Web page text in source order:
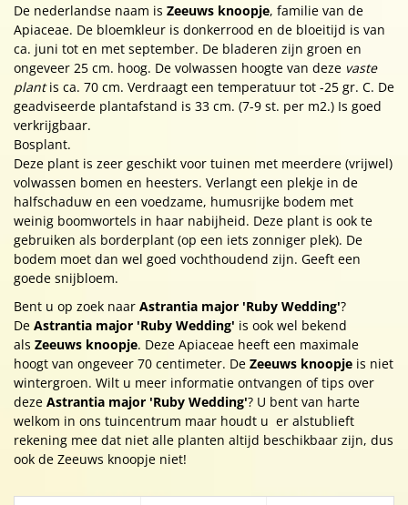
De nederlandse naam is Zeeuws knoopje, familie van de
Apiaceae. De bloemkleur is donkerrood en de bloeitijd is van
ca. juni tot en met september. De bladeren zijn groen en
ongeveer 25 cm. hoog. De volwassen hoogte van deze vaste
plantis ca. 70 cm. Verdraagt een temperatuur tot -25 gr. C. De
geadviseerde plantafstand is 33 cm. (7-9 st. per m2.) Is goed
verkrijgbaar.
Bosplant.
Deze plant is zeer geschikt voor tuinen met meerdere (vrijwel)
volwassen bomen en heesters. Verlangt een plekje in de
halfschaduw en een voedzame, humusrijke bodem met
weinig boomwortels in haar nabijheid. Deze plant is ook te
gebruiken als borderplant (op een iets zonniger plek). De
bodem moet dan wel goed vochthoudend zijn. Geeft een
goede snijbloem.
Bent u op zoek naar Astrantia major 'Ruby Wedding'?
De Astrantia major 'Ruby Wedding' is ook wel bekend
als Zeeuws knoopje. Deze Apiaceae heeft een maximale
hoogt van ongeveer 70 centimeter. De Zeeuws knoopje is niet
wintergroen. Wilt u meer informatie ontvangen of tips over
deze Astrantia major 'Ruby Wedding'? U bent van harte
welkom in ons tuincentrum maar houdt u er alstublieft
rekening mee dat niet alle planten altijd beschikbaar zijn, dus
ook de Zeeuws knoopje niet!